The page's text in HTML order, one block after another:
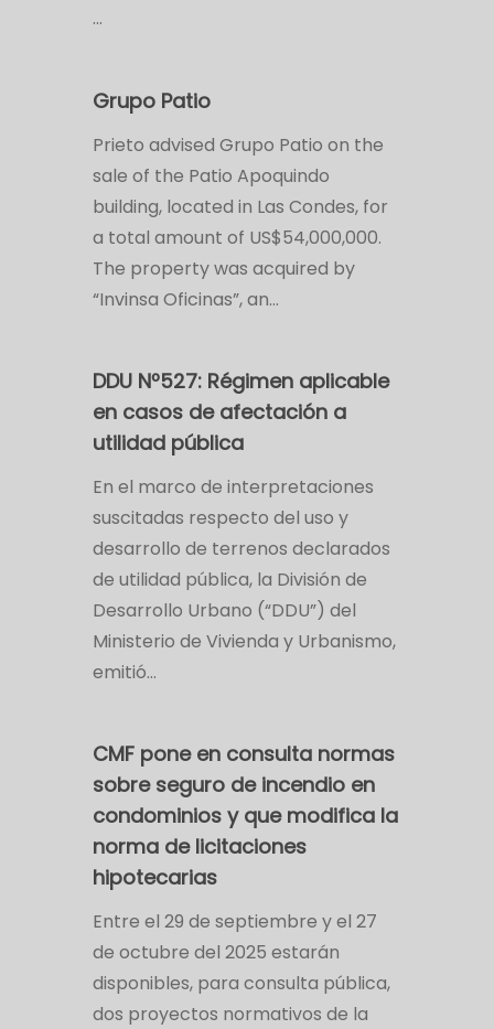
…
Grupo Patio
Prieto advised Grupo Patio on the
sale of the Patio Apoquindo
building, located in Las Condes, for
a total amount of US$54,000,000.
The property was acquired by
“Invinsa Oficinas”, an…
DDU Nº527: Régimen aplicable
en casos de afectación a
utilidad pública
En el marco de interpretaciones
suscitadas respecto del uso y
desarrollo de terrenos declarados
de utilidad pública, la División de
Desarrollo Urbano (“DDU”) del
Ministerio de Vivienda y Urbanismo,
emitió…
CMF pone en consulta normas
sobre seguro de incendio en
condominios y que modifica la
norma de licitaciones
hipotecarias
Entre el 29 de septiembre y el 27
de octubre del 2025 estarán
disponibles, para consulta pública,
dos proyectos normativos de la